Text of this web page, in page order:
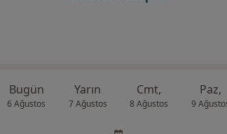
Bugün
6 Ağustos
Yarın
7 Ağustos
Cmt,
8 Ağustos
Paz,
9